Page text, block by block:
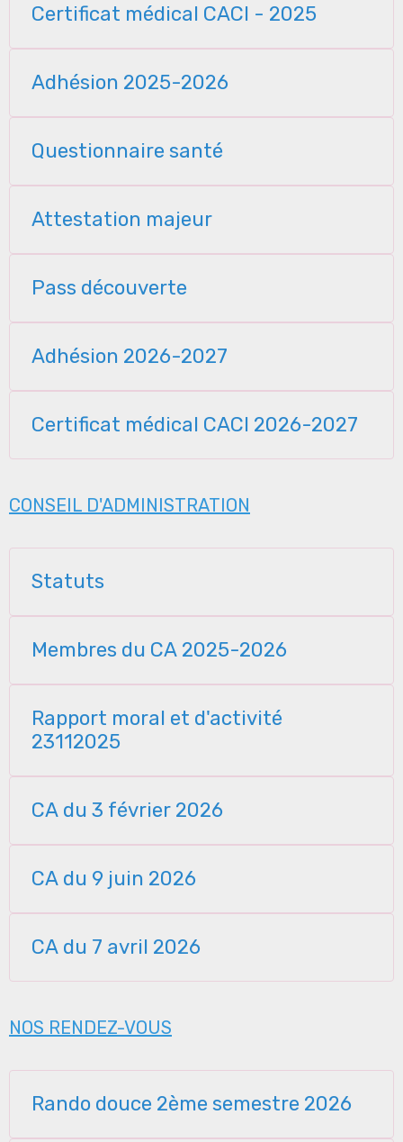
Certificat médical CACI - 2025
Adhésion 2025-2026
Questionnaire santé
Attestation majeur
Pass découverte
Adhésion 2026-2027
Certificat médical CACI 2026-2027
CONSEIL D'ADMINISTRATION
Statuts
Membres du CA 2025-2026
Rapport moral et d'activité
23112025
CA du 3 février 2026
CA du 9 juin 2026
CA du 7 avril 2026
NOS RENDEZ-VOUS
Rando douce 2ème semestre 2026